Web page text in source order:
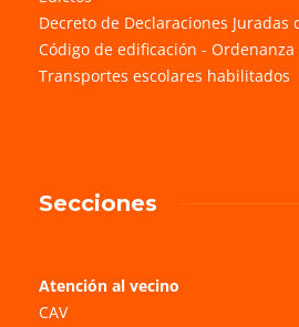
Decreto de Declaraciones Juradas
Código de edificación - Ordenanza
Transportes escolares habilitados
Secciones
Atención al vecino
CAV